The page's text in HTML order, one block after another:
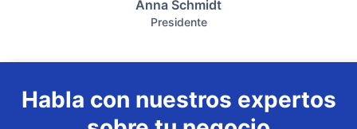
Anna Schmidt
Presidente
Habla con nuestros expertos